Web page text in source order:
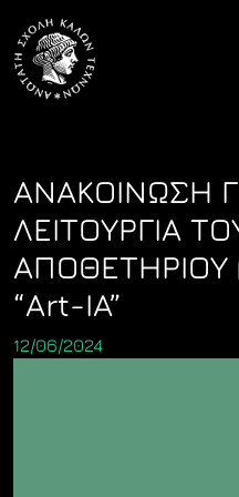
content
ΑΝΑΚΟΙΝΩΣΗ
ΛΕΙΤΟΥΡΓΙΑ
ΑΠΟΘΕΤΗΡΙΟΥ
“Art-IA”
12/06/2024